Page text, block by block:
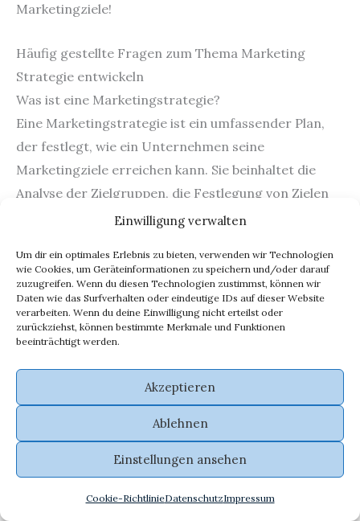
Einwilligung verwalten
Um dir ein optimales Erlebnis zu bieten, verwenden wir Technologien
wie Cookies, um Geräteinformationen zu speichern und/oder darauf
zuzugreifen. Wenn du diesen Technologien zustimmst, können wir
Daten wie das Surfverhalten oder eindeutige IDs auf dieser Website
verarbeiten. Wenn du deine Einwilligung nicht erteilst oder
zurückziehst, können bestimmte Merkmale und Funktionen
beeinträchtigt werden.
Akzeptieren
Ablehnen
Einstellungen ansehen
Cookie-RichtlinieDatenschutzImpressum
Marketingziele!
Häufig gestellte Fragen zum Thema Marketing
Strategie entwickeln
Was ist eine Marketingstrategie?
Eine Marketingstrategie ist ein umfassender Plan,
der festlegt, wie ein Unternehmen seine
Marketingziele erreichen kann. Sie beinhaltet die
Analyse der Zielgruppen, die Festlegung von Zielen
und die Auswahl der geeigneten Marketingkanäle
Warum ist eine Marketingstrategie wichtig für mein
Unternehmen?
Eine gut durchdachte Marketingstrategie hilft,
und die Marketingmaßnahmen auf die Bedürfnisse
der Zielgruppe abzustimmen. Dies führt zu einer
effektiveren Kundenansprache und letztendlich zu
einem höheren Umsatz.
Wie unterscheidet sich eine Marketingstrategie von